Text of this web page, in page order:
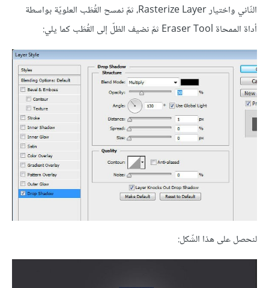
الثّاني واختيار Rasterize Layer، ثمّ نمسح القُطَب العلويّة بواسطة
أداة الممحاة Eraser Tool ثمّ نضيف الظلّ إلى القُطَب كما يلي:
لنحصل على هذا الشّكل: